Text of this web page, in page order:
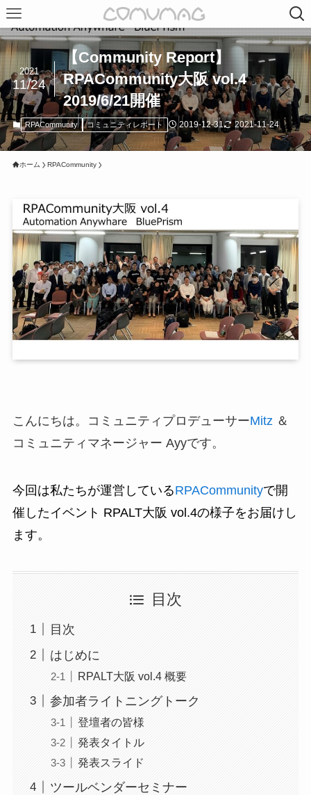
【Community Report】
RPACommunity大阪 vol.4
2019/6/21開催
2021
11/24
RPACommunity コミュニティレポート 2019-12-31 2021-11-24
ホーム RPACommunity
こんにちは。コミュニティプロデューサーMitz＆
コミュニティマネージャー Ayyです。
今回は私たちが運営しているRPACommunityで開
催したイベント RPALT大阪 vol.4の様子をお届けし
ます。
目次
目次
はじめに
RPALT大阪 vol.4 概要
参加者ライトニングトーク
登壇者の皆様
発表タイトル
発表スライド
ツールベンダーセミナー